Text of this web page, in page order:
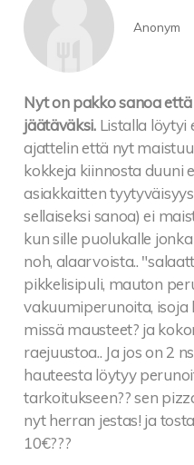
Anonym
Nyt on pakko sanoa
jäätäväksi. Listalla löytyi
ajattelin että nyt
kokkeja kiinnosta duuni
asiakkaitten
sellaiseksi sanoa) ei
kun sille puolukalle
noh, alaarvoista..
pikkelisipuli, mauton
vakuumiperunoita, isoja
missä mausteet? ja
raejuustoa.. Ja jos on 2
hauteesta löytyy
tarkoitukseen?? sen
nyt herran jestas! ja
10€???